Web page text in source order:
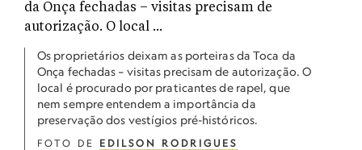
Os proprietários deixam as porteiras da Toca da
Onça fechadas – visitas precisam de autorização. O
local é procurado por praticantes de rapel, que
nem sempre entendem a importância da
preservação dos vestígios pré-históricos.
FOTO DE EDILSON RODRIGUES